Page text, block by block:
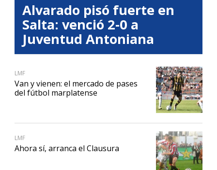
Alvarado pisó fuerte en
Salta: venció 2-0 a
Juventud Antoniana
LMF
Van y vienen: el mercado de pases
del fútbol marplatense
LMF
Ahora sí, arranca el Clausura